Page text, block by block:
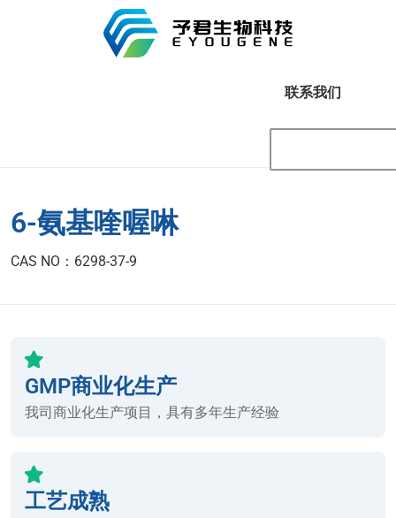
联系我们
6-氨基喹喔啉
CAS NO：6298-37-9
GMP商业化生产
我司商业化生产项目，具有多年生产经验
工艺成熟